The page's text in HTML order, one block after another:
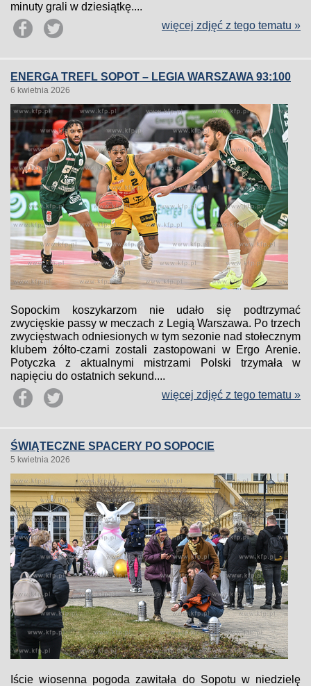
minuty grali w dziesiątkę....
więcej zdjęć z tego tematu »
ENERGA TREFL SOPOT – LEGIA WARSZAWA 93:100
6 kwietnia 2026
Sopockim koszykarzom nie udało się podtrzymać
zwycięskie passy w meczach z Legią Warszawa. Po trzech
zwycięstwach odniesionych w tym sezonie nad stołecznym
klubem żółto-czarni zostali zastopowani w Ergo Arenie.
Potyczka z aktualnymi mistrzami Polski trzymała w
napięciu do ostatnich sekund....
więcej zdjęć z tego tematu »
ŚWIĄTECZNE SPACERY PO SOPOCIE
5 kwietnia 2026
Iście wiosenna pogoda zawitała do Sopotu w niedzielę